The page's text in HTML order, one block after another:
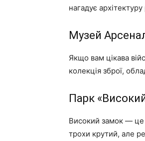
нагадує
Музей
Якщо вам цікава
колекція зброї,
Парк
Високий замок — це
трохи крутий, але